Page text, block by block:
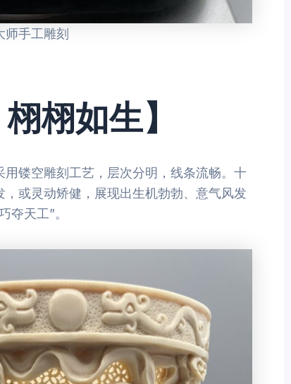
手工雕刻
栩栩如生】
镂空雕刻工艺，层次分明，线条流畅。十
或灵动矫健，展现出生机勃勃、意气风发
夺天工”。